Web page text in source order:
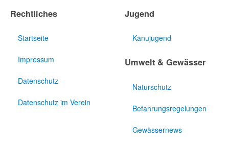
Rechtliches
Startseite
Impressum
Datenschutz
Datenschutz im Verein
Jugend
Kanujugend
Umwelt & Gewässer
Naturschutz
Befahrungsregelungen
Gewässernews